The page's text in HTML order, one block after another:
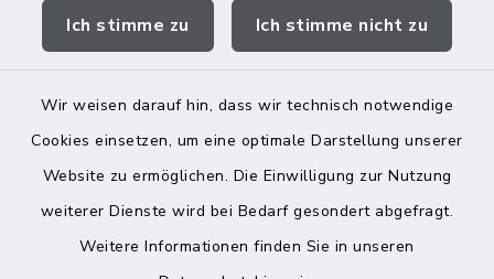
Ich stimme zu Ich stimme nicht zu
Wir weisen darauf hin, dass wir technisch notwendige
Cookies einsetzen, um eine optimale Darstellung unserer
Website zu ermöglichen. Die Einwilligung zur Nutzung
weiterer Dienste wird bei Bedarf gesondert abgefragt.
Weitere Informationen finden Sie in unseren
Landratsamt Mühldorf
Barrierefreiheit